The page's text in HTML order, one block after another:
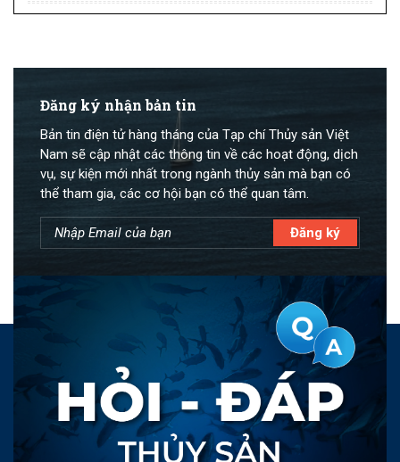
Đăng ký nhận bản tin
Bản tin điện tử hàng tháng của Tạp chí Thủy sản Việt
Nam sẽ cập nhật các thông tin về các hoạt động, dịch
vụ, sự kiện mới nhất trong ngành thủy sản mà bạn có
thể tham gia, các cơ hội bạn có thể quan tâm.